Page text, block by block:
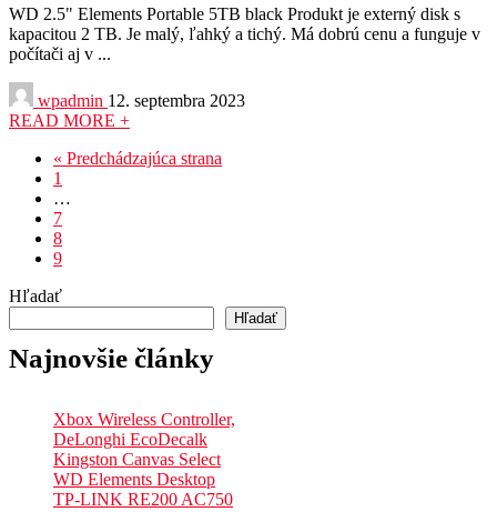
WD 2.5" Elements Portable 5TB black Produkt je externý disk s
kapacitou 2 TB. Je malý, ľahký a tichý. Má dobrú cenu a funguje v
počítači aj v ...
wpadmin 12. septembra 2023
READ MORE +
« Predchádzajúca strana
1
…
7
8
9
Hľadať
Hľadať
Najnovšie články
Xbox Wireless Controller,
DeLonghi EcoDecalk
Kingston Canvas Select
WD Elements Desktop
TP-LINK RE200 AC750